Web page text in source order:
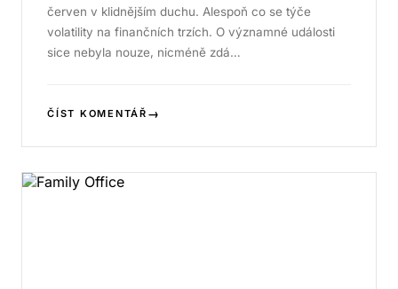
červen v klidnějším duchu. Alespoň co se týče
volatility na finančních trzích. O významné události
sice nebyla nouze, nicméně zdá…
ČÍST KOMENTÁŘ →